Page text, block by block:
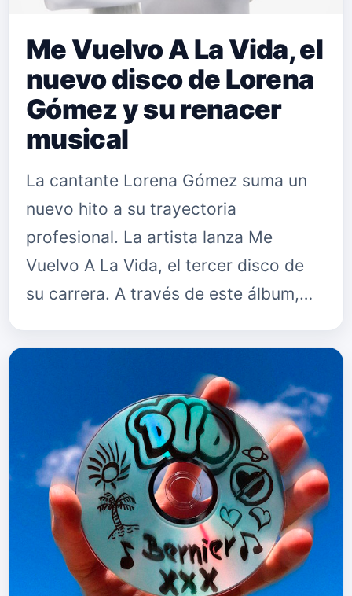
Me Vuelvo A La Vida, el
nuevo disco de Lorena
Gómez y su renacer
musical
La cantante Lorena Gómez suma un
nuevo hito a su trayectoria
profesional. La artista lanza Me
Vuelvo A La Vida, el tercer disco de
su carrera. A través de este álbum,
éxito radiofónico, Lorena abre su